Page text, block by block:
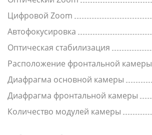
Цифровой Zoom
Автофокусировка
Оптическая стабилизация
Расположение фронтальной камеры
Диафрагма основной камеры
Диафрагма фронтальной камеры
Количество модулей камеры